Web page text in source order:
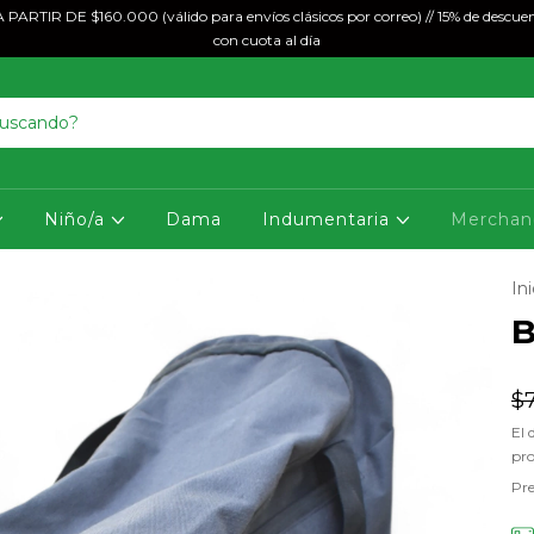
PARTIR DE $160.000 (válido para envíos clásicos por correo) // 15% de
con cuota al día
Niño/a Dama Indumentaria
El